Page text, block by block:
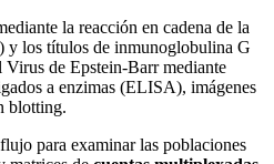
la reacción en cadena de la
y los títulos de inmunoglobulina G
de Epstein-Barr mediante
a enzimas (ELISA), imágenes
blotting.
para examinar las poblaciones